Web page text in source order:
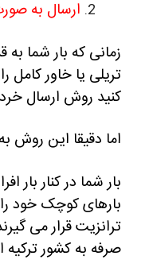
ارسال به
زمانی که بار شما
تریلی یا خاور کامل
کنید روش ارسال
اما دقیقا این
بار شما در کنار بار
بارهای کوچک خود را
ترانزیت قرار می
صرفه به کشور